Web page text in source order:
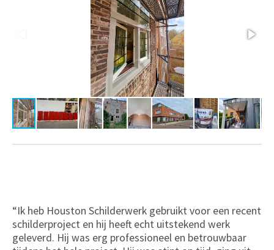
“Ik heb Houston Schilderwerk gebruikt voor een recent
schilderproject en hij heeft echt uitstekend werk
geleverd. Hij was erg professioneel en betrouwbaar